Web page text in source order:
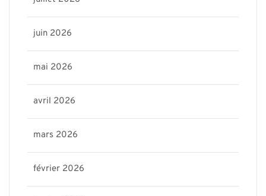
juin 2026
mai 2026
avril 2026
mars 2026
février 2026